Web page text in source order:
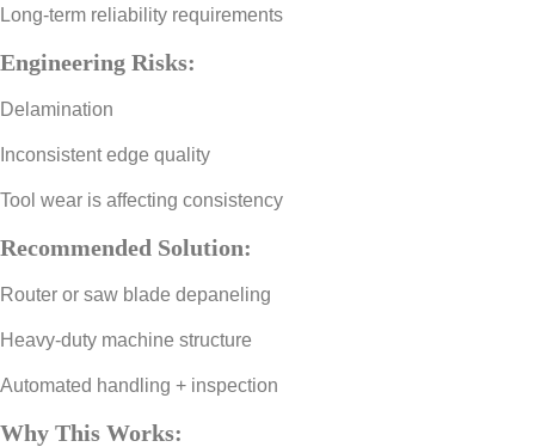
Long-term reliability requirements
Engineering Risks:
Delamination
Inconsistent edge quality
Tool wear is affecting consistency
Recommended Solution:
Router or saw blade depaneling
Heavy-duty machine structure
Automated handling + inspection
Why This Works: